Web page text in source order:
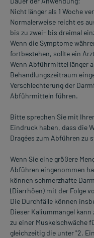
Nicht länger als 1 Woche
Normalerweise reicht es
bis zu zwei- bis dreimal
Wenn die Symptome
fortbestehen, sollte ein
Wenn Abführmittel länger
Behandlungszeitraum
Verschlechterung der
Abführmitteln führen.
Bitte sprechen Sie mit
Eindruck haben, dass die
Dragées zum Abführen zu
Wenn Sie eine größere
Abführen eingenommen
können schmerzhafte
(Diarrhöen) mit der Folge
Die Durchfälle können
Dieser Kaliummangel
zu einer Muskelschwäche
gleichzeitig die unter "2.